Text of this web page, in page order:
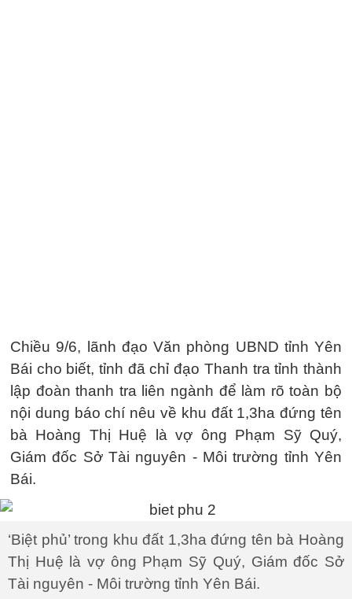
Chiều 9/6, lãnh đạo Văn phòng UBND tỉnh Yên
Bái cho biết, tỉnh đã chỉ đạo Thanh tra tỉnh thành
lập đoàn thanh tra liên ngành để làm rõ toàn bộ
nội dung báo chí nêu về khu đất 1,3ha đứng tên
bà Hoàng Thị Huệ là vợ ông Phạm Sỹ Quý,
Giám đốc Sở Tài nguyên - Môi trường tỉnh Yên
Bái.
‘Biệt phủ’ trong khu đất 1,3ha đứng tên bà Hoàng
Thị Huệ là vợ ông Phạm Sỹ Quý, Giám đốc Sở
Tài nguyên - Môi trường tỉnh Yên Bái.